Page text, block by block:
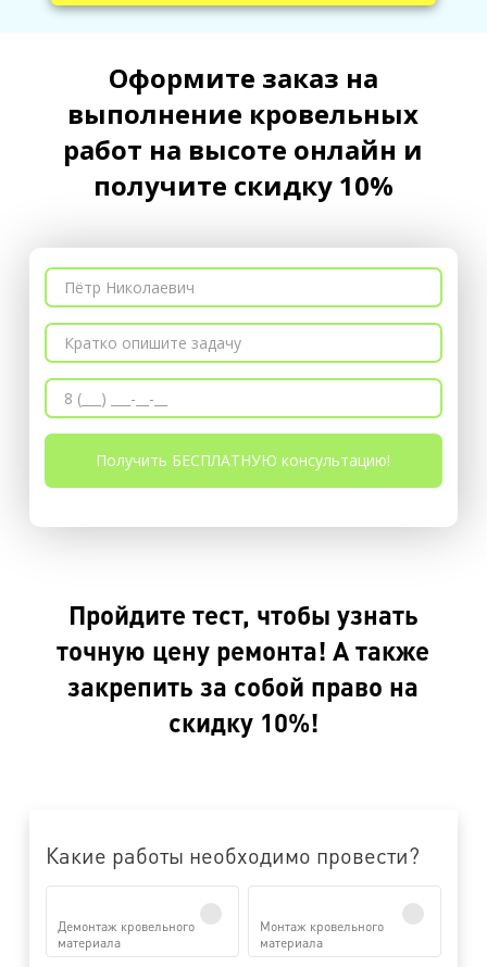
Оформите заказ на
выполнение кровельных
работ на высоте онлайн и
получите скидку 10%
Пройдите тест, чтобы узнать
точную цену ремонта! А также
закрепить за собой право на
скидку 10%!
Какие работы необходимо провести?
Демонтаж кровельного
материала
Монтаж кровельного
материала